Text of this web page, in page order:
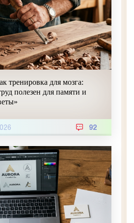
тренировка для мозга:
полезен для памяти и
92